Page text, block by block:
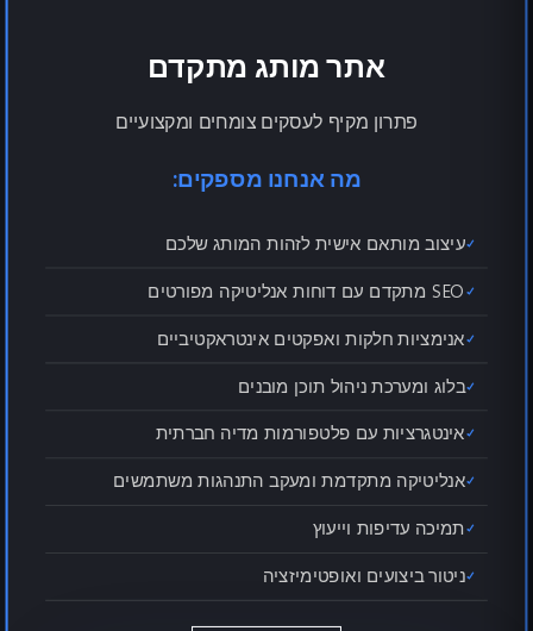
אתר מותג מתקדם
פתרון מקיף לעסקים צומחים ומקצועיים
מה אנחנו מספקים:
עיצוב מותאם אישית לזהות המותג שלכם
SEO מתקדם עם דוחות אנליטיקה מפורטים
אנימציות חלקות ואפקטים אינטראקטיביים
בלוג ומערכת ניהול תוכן מובנים
אינטגרציות עם פלטפורמות מדיה חברתית
אנליטיקה מתקדמת ומעקב התנהגות משתמשים
תמיכה עדיפות וייעוץ
ניטור ביצועים ואופטימיזציה